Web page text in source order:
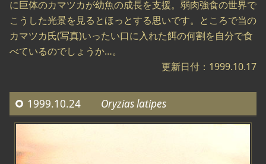
に巨体のカマツカが幼魚の成長を支援。弱肉強食の世界で
こうした光景を見るとほっとする思いです。ところで当の
カマツカ氏(写真)いったい口に入れた餌の何割を自分で食
べているのでしょうか…。
更新日付：1999.10.17
1999.10.24 Oryzias latipes